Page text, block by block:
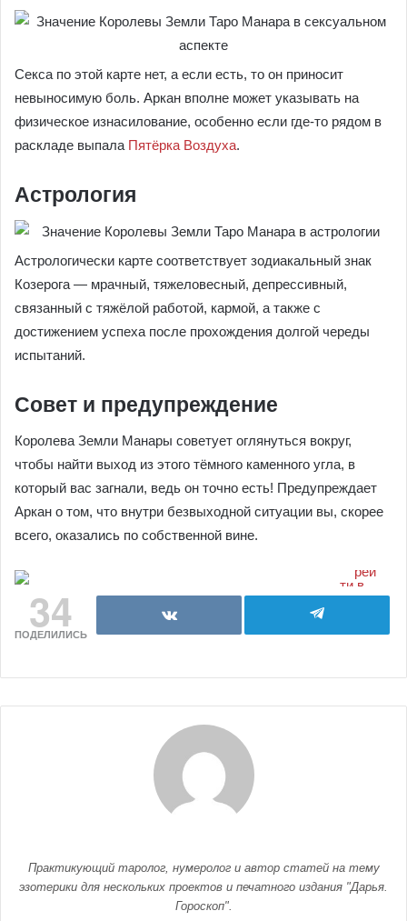
Секса по этой карте нет, а если есть, то он приносит
невыносимую боль. Аркан вполне может указывать на
физическое изнасилование, особенно если где-то рядом в
раскладе выпала Пятёрка Воздуха.
Астрология
Астрологически карте соответствует зодиакальный знак
Козерога — мрачный, тяжеловесный, депрессивный,
связанный с тяжёлой работой, кармой, а также с
достижением успеха после прохождения долгой череды
испытаний.
Совет и предупреждение
Королева Земли Манары советует оглянуться вокруг,
чтобы найти выход из этого тёмного каменного угла, в
который вас загнали, ведь он точно есть! Предупреждает
Аркан о том, что внутри безвыходной ситуации вы, скорее
всего, оказались по собственной вине.
34
ПОДЕЛИЛИСЬ
Практикующий таролог, нумеролог и автор статей на тему
эзотерики для нескольких проектов и печатного издания "Дарья.
Гороскоп".